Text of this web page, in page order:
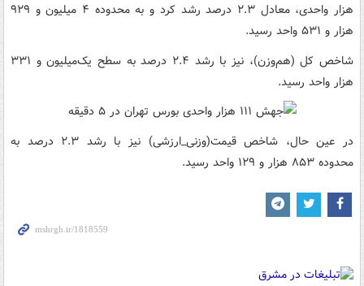
هزار واحدی، معادل ۲.۳ درصد رشد کرد و به محدوده ۴ میلیون و ۹۲۹
هزار و ۵۳۱ واحد رسید.
شاخص کل (هم‌وزن)، نیز با رشد ۲.۴ درصد به سطح یک‌میلیون و ۳۳۱
هزار واحد رسید.
در عین حال، شاخص قیمت(وزنی_ارزشی) نیز با رشد ۲.۳ درصد به
محدوده ۸۵۳ هزار و ۱۲۹ واحد رسید.